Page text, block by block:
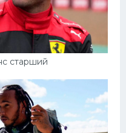
старший